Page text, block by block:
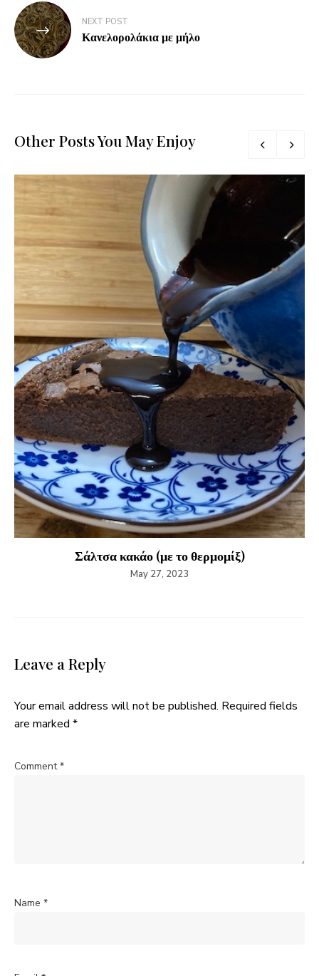
NEXT POST
Κανελορολάκια με μήλο
Other Posts You May Enjoy
Σάλτσα κακάο (με το θερμομίξ)
May 27, 2023
Leave a Reply
Your email address will not be published. Required fields
are marked *
Comment*
Name *